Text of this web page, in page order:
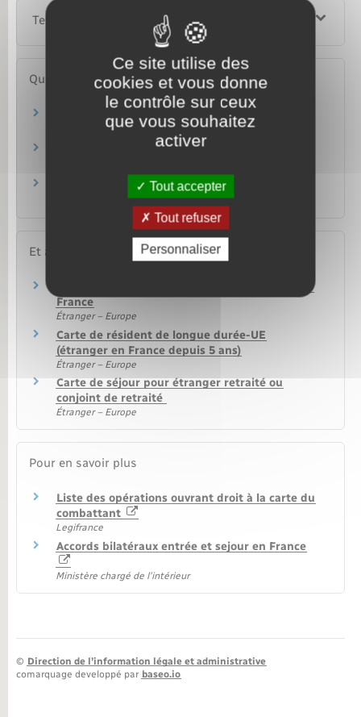
Textes de référence
Questions ? Réponses !
Un étranger victime d'esclavagisme ou de
proxénétisme peut-il être régularisé ?
Carte de résident : comment justifier de votre
Étranger en France : comment acheter un
timbre fiscal ?
Et aussi
Carte de résident permanent d'un étranger en
France
Étranger – Europe
Carte de résident de longue durée-UE
(étranger en France depuis 5 ans)
Étranger – Europe
Carte de séjour pour étranger retraité ou
conjoint de retraité
Étranger – Europe
Pour en savoir plus
Liste des opérations ouvrant droit à la carte du
combattant
Legifrance
Accords bilatéraux entrée et sejour en France
Ministère chargé de l'intérieur
© Direction de l’information légale et administrative
comarquage developpé par baseo.io
Ce site utilise des
cookies et vous donne
le contrôle sur ceux
que vous souhaitez
activer
Tout accepter
Tout refuser
Personnaliser